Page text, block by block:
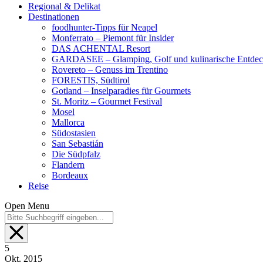
Regional & Delikat
Destinationen
foodhunter-Tipps für Neapel
Monferrato – Piemont für Insider
DAS ACHENTAL Resort
GARDASEE – Glamping, Golf und kulinarische
Rovereto – Genuss im Trentino
FORESTIS, Südtirol
Gotland – Inselparadies für Gourmets
St. Moritz – Gourmet Festival
Mosel
Mallorca
Südostasien
San Sebastián
Die Südpfalz
Flandern
Bordeaux
Reise
Open Menu
5
Okt. 2015